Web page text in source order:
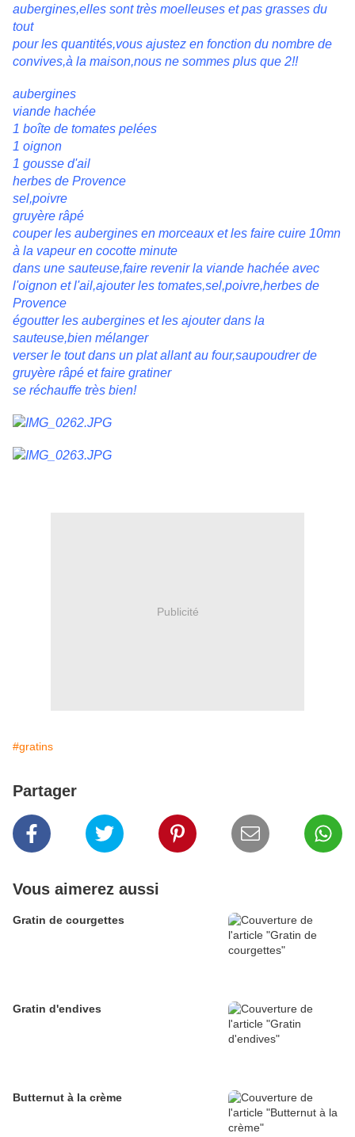
aubergines,elles sont très moelleuses et pas grasses du
tout
pour les quantités,vous ajustez en fonction du nombre de
convives,à la maison,nous ne sommes plus que 2!!
aubergines
viande hachée
1 boîte de tomates pelées
1 oignon
1 gousse d'ail
herbes de Provence
sel,poivre
gruyère râpé
couper les aubergines en morceaux et les faire cuire 10mn
à la vapeur en cocotte minute
dans une sauteuse,faire revenir la viande hachée avec
l'oignon et l'ail,ajouter les tomates,sel,poivre,herbes de
Provence
égoutter les aubergines et les ajouter dans la
sauteuse,bien mélanger
verser le tout dans un plat allant au four,saupoudrer de
gruyère râpé et faire gratiner
se réchauffe très bien!
Publicité
#gratins
Partager
Vous aimerez aussi
Gratin de courgettes
Gratin d'endives
Butternut à la crème